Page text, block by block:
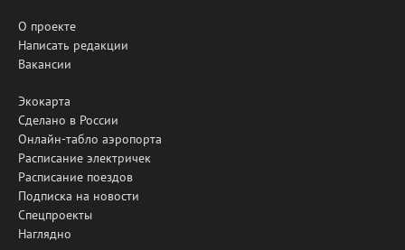
О проекте
Написать редакции
Вакансии
Экокарта
Сделано в России
Онлайн-табло аэропорта
Расписание электричек
Расписание поездов
Подписка на новости
Спецпроекты
Наглядно